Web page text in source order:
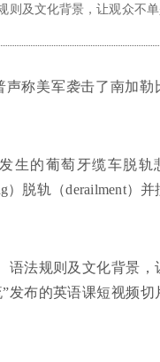
则及文化背景，让观众不
声称美军袭击了南加勒
生的葡萄牙缆车脱轨
）脱轨（derailment）并
语法规则及文化背景，
布的英语课短视频切